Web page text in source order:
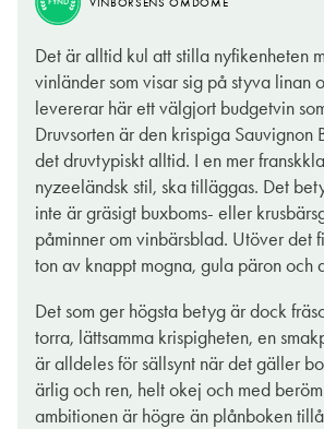
Det är alltid kul att stilla nyfikenheten
vinländer som visar sig på styva linan
levererar här ett välgjort budgetvin
Druvsorten är den krispiga Sauvignon
det druvtypiskt alltid. I en mer
nyzeeländsk stil, ska tilläggas. Det
inte är gräsigt buxboms- eller
påminner om vinbärsblad. Utöver det
ton av knappt mogna, gula päron och
Det som ger högsta betyg är dock
torra, lättsamma krispigheten, en
är alldeles för sällsynt när det gäller
ärlig och ren, helt okej och med
ambitionen är högre än plånboken